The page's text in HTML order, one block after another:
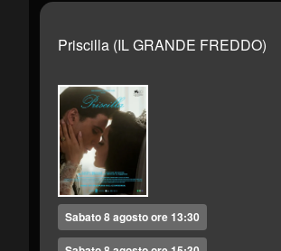
Priscilla (IL GRANDE FREDDO)
Sabato 8 agosto ore 13:30